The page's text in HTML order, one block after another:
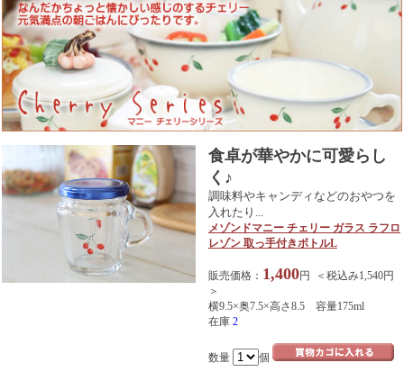
食卓が華やかに可愛らし
く♪
調味料やキャンディなどのおやつを
入れたり...
メゾンドマニー チェリー ガラス ラフロ
レゾン 取っ手付きボトルL
販売価格： 1,400円 ＜税込み1,540円
＞
横9.5×奥7.5×高さ8.5 容量175ml
在庫 2
数量 個